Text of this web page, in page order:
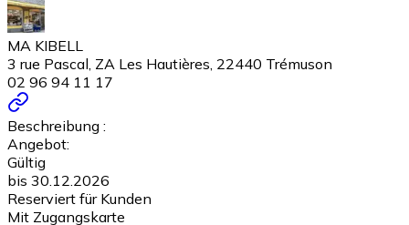
MA KIBELL
3 rue Pascal, ZA Les Hautières, 22440 Trémuson
02 96 94 11 17
Beschreibung :
Angebot:
Gültig
bis 30.12.2026
Reserviert für Kunden
Mit Zugangskarte